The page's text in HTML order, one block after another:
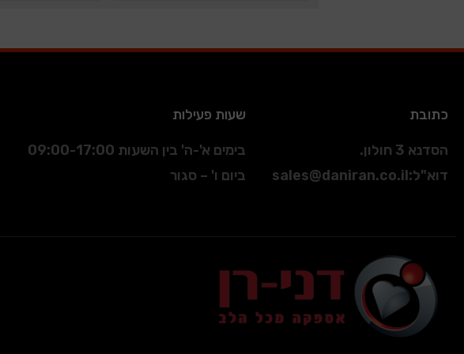
כתובת
הסדנא 3 חולון.
דוא"ל:
sales@daniran.co.il
שעות פעילות
בימים א'-ה' בין השעות 09:00-17:00
ביום ו' – סגור